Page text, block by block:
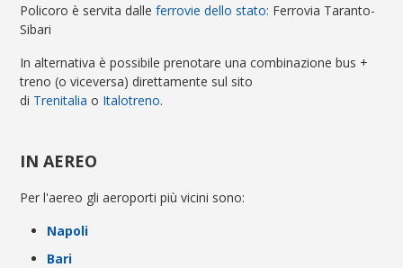
Policoro è servita dalleferrovie dello stato: Ferrovia Taranto-
Sibari
In alternativa è possibile prenotare una combinazione bus +
treno (o viceversa) direttamente sul sito
di Trenitalia o Italotreno.
IN AEREO
Per l'aereo gli aeroporti più vicini sono:
Napoli
Bari